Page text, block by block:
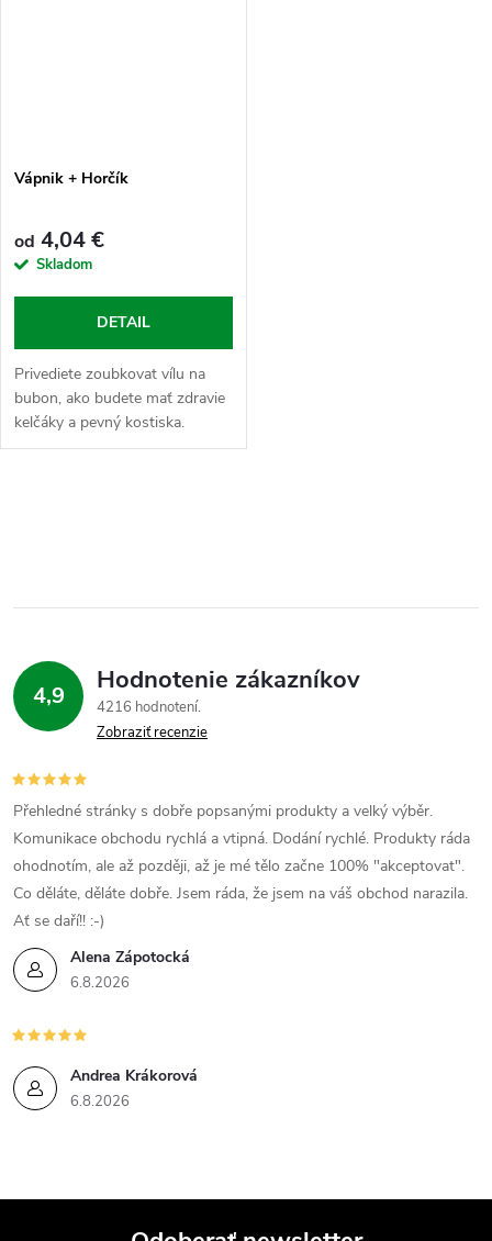
Vápnik + Horčík
od 4,04 €
Skladom
DETAIL
Privediete zoubkovat vílu na
bubon, ako budete mať zdravie
kelčáky a pevný kostiska.
Doplňovanie vápnika a horčíka
l
d
a
c
i
e
p
r
v
k
y
4,9 Hodnotenie zákazníkov
4216 hodnotení
Zobraziť recenzie
Alena Zápotocká
6.8.2026
Přehledné stránky s dobře popsanými produkty a velký výběr.
Komunikace obchodu rychlá a vtipná. Dodání rychlé. Produkty ráda
ohodnotím, ale až později, až je mé tělo začne 100% "akceptovat".
Co děláte, děláte dobře. Jsem ráda, že jsem na váš obchod narazila.
Ať se daří!! :-)
Andrea Krákorová
6.8.2026